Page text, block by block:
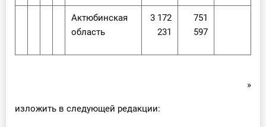
Актюбинская
область
3 172
231
751
597
»
изложить в следующей редакции: